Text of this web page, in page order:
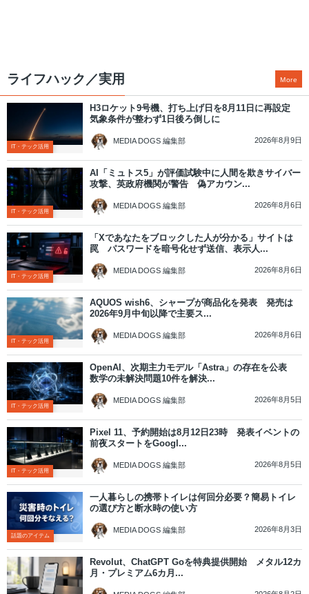
ライフハック／実用
IT・テック活用
H3ロケット9号機、打ち上げ日を8月11日に再設定
気象条件が整わず1日後ろ倒しに
MEDIA DOGS 編集部 2026年8月9日
IT・テック活用
AI「ミュトス5」が評価試験中に人間を欺きサイバー
攻撃、英政府機関が警告 偽アカウン...
MEDIA DOGS 編集部 2026年8月6日
IT・テック活用
「Xであなたをブロックした人が分かる」サイトは
罠 パスワードを暗号化せず送信、表示人...
MEDIA DOGS 編集部 2026年8月6日
IT・テック活用
AQUOS wish6、シャープが商品化を発表 発売は
2026年9月中旬以降で主要ス...
MEDIA DOGS 編集部 2026年8月6日
IT・テック活用
OpenAI、次期主力モデル「Astra」の存在を公表
数学の未解決問題10件を解決...
MEDIA DOGS 編集部 2026年8月5日
IT・テック活用
Pixel 11、予約開始は8月12日23時 発表イベントの
前夜スタートをGoogl...
MEDIA DOGS 編集部 2026年8月5日
話題のアイテム
一人暮らしの携帯トイレは何回分必要？簡易トイレ
の選び方と断水時の使い方
MEDIA DOGS 編集部 2026年8月3日
Revolut、ChatGPT Goを特典提供開始 メタル12カ
月・プレミアム6カ月...
More